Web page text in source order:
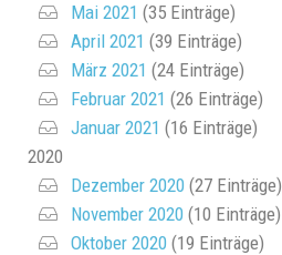
Mai 2021 (35 Einträge)
April 2021 (39 Einträge)
März 2021 (24 Einträge)
Februar 2021 (26 Einträge)
Januar 2021 (16 Einträge)
2020
Dezember 2020 (27 Einträge)
November 2020 (10 Einträge)
Oktober 2020 (19 Einträge)